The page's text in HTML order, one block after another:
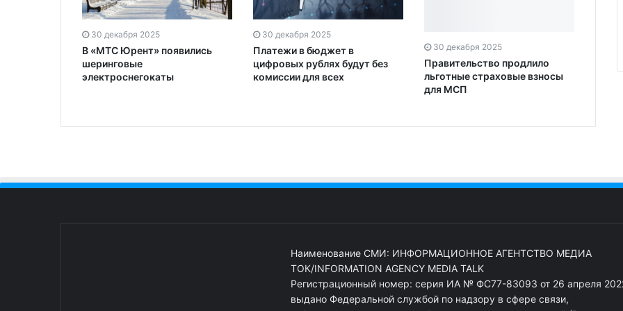
30 декабря 2025
В «МТС Юрент» появились
шеринговые
электроснегокаты
30 декабря 2025
Платежи в бюджет в
цифровых рублях будут без
комиссии для всех
30 декабря 2025
Правительство продлило
льготные страховые взносы
для МСП
Наименование СМИ: ИНФОРМАЦИОННОЕ АГЕНТСТВО МЕДИА
ТОК/INFORMATION AGENCY MEDIA TALK
Регистрационный номер: серия ИА № ФС77-83093 от 26 апреля
выдано Федеральной службой по надзору в сфере связи,